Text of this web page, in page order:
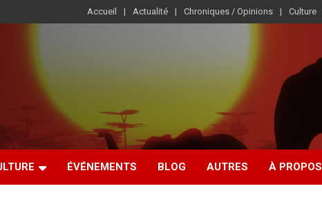
Accueil Actualité Chroniques / Opinions Culture
ÉVÉNEMENTS BLOG AUTRES À PROPOS